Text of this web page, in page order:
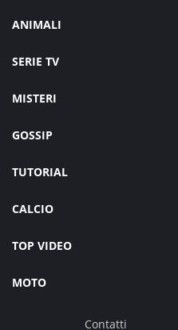
ANIMALI
SERIE TV
MISTERI
GOSSIP
TUTORIAL
CALCIO
TOP VIDEO
MOTO
Contatti